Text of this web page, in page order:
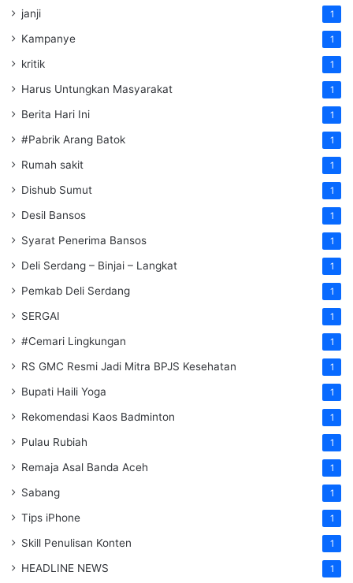
janji 1
Kampanye 1
kritik 1
Harus Untungkan Masyarakat 1
Berita Hari Ini 1
#Pabrik Arang Batok 1
Rumah sakit 1
Dishub Sumut 1
Desil Bansos 1
Syarat Penerima Bansos 1
Deli Serdang – Binjai – Langkat 1
Pemkab Deli Serdang 1
SERGAI 1
#Cemari Lingkungan 1
RS GMC Resmi Jadi Mitra BPJS Kesehatan 1
Bupati Haili Yoga 1
Rekomendasi Kaos Badminton 1
Pulau Rubiah 1
Remaja Asal Banda Aceh 1
Sabang 1
Tips iPhone 1
Skill Penulisan Konten 1
HEADLINE NEWS 1